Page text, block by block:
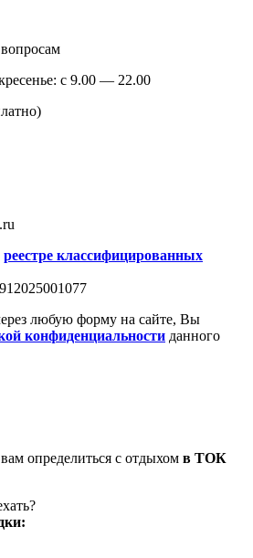
с 9.00 — 22.00
реестре классифицированных
любую форму на сайте, Вы
конфиденциальности данного
определиться с отдыхом в ТОК